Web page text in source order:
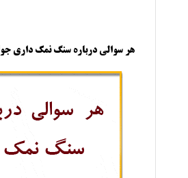
هر سوالی درباره سنگ نمک داری